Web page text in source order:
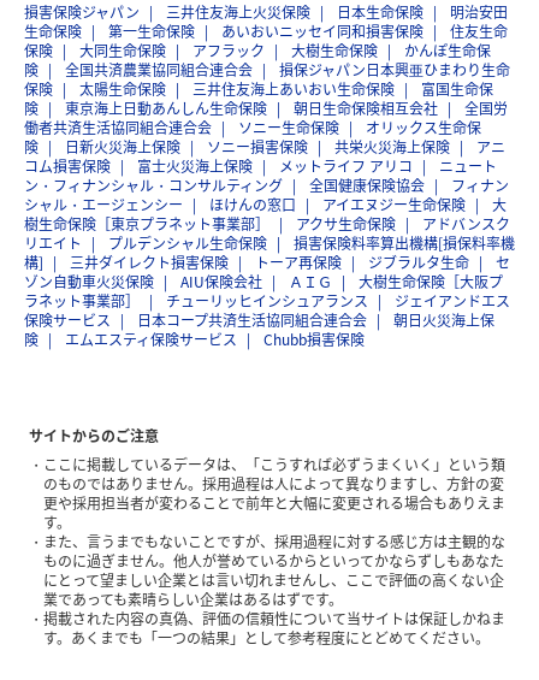
損害保険ジャパン 三井住友海上火災保険 日本生命保険
明治安田
生命保険
第一生命保険 あいおいニッセイ同和損害保険
住友生命
保険
大同生命保険 アフラック 大樹生命保険
かんぽ生命保
険
全国共済農業協同組合連合会
損保ジャパン日本興亜ひまわり生命
保険
太陽生命保険 三井住友海上あいおい生命保険
富国生命保
険
東京海上日動あんしん生命保険 朝日生命保険相互会社
全国労
働者共済生活協同組合連合会
ソニー生命保険
オリックス生命保
険
日新火災海上保険 ソニー損害保険 共栄火災海上保険
アニ
コム損害保険
富士火災海上保険 メットライフ アリコ
ニュート
ン・フィナンシャル・コンサルティング
全国健康保険協会
フィナン
シャル・エージェンシー
ほけんの窓口 アイエヌジー生命保険
大
樹生命保険［東京プラネット事業部］
アクサ生命保険
アドバンスク
リエイト
プルデンシャル生命保険
損害保険料率算出機構[損保料率機
構]
三井ダイレクト損害保険 トーア再保険 ジブラルタ生命
セ
ゾン自動車火災保険
AIU保険会社 ＡＩＧ
大樹生命保険［大阪プ
ラネット事業部］
チューリッヒインシュアランス
ジェイアンドエス
保険サービス
日本コープ共済生活協同組合連合会
朝日火災海上保
険
エムエスティ保険サービス Chubb損害保険
サイトからのご注意
ここに掲載しているデータは、「こうすれば必ずうまくいく」という類
のものではありません。採用過程は人によって異なりますし、方針の変
更や採用担当者が変わることで前年と大幅に変更される場合もありえま
す。
また、言うまでもないことですが、採用過程に対する感じ方は主観的な
ものに過ぎません。他人が誉めているからといってかならずしもあなた
にとって望ましい企業とは言い切れませんし、ここで評価の高くない企
業であっても素晴らしい企業はあるはずです。
掲載された内容の真偽、評価の信頼性について当サイトは保証しかねま
す。あくまでも「一つの結果」として参考程度にとどめてください。